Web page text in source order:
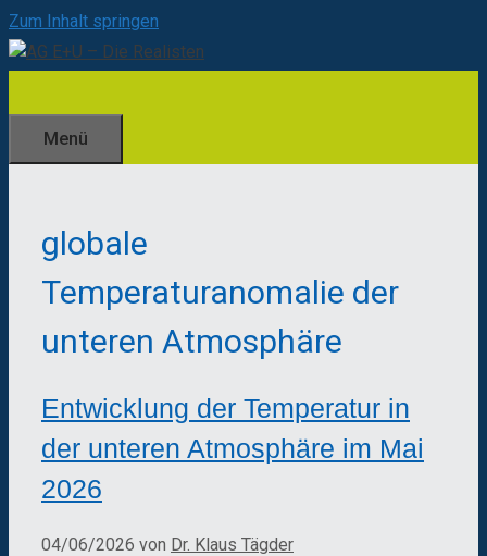
Zum Inhalt springen
Menü
globale
Temperaturanomalie der
unteren Atmosphäre
Entwicklung der Temperatur in
der unteren Atmosphäre im Mai
2026
04/06/2026 von Dr. Klaus Tägder